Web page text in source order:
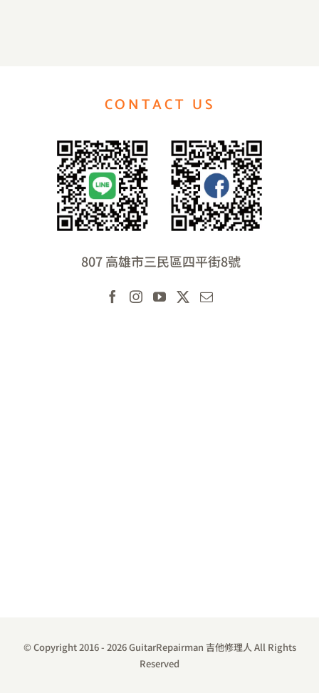
CONTACT US
807 高雄市三民區四平街8號
© Copyright 2016 - 2026 GuitarRepairman 吉他修理人 All Rights
Reserved